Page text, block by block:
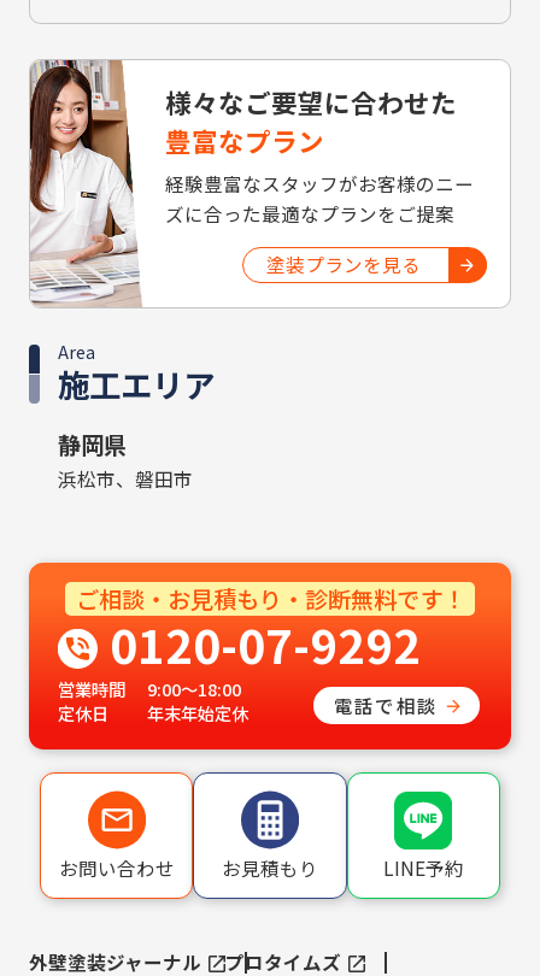
様々なご要望に合わせた
豊富なプラン
経験豊富なスタッフがお客様のニー
ズに合った最適なプランをご提案
塗装プランを見る
施工エリア
Area
静岡県
浜松市、磐田市
ご相談・お見積もり・診断無料です！
0120-07-9292
営業時間
9:00〜18:00
定休日
年末年始定休 電話で相談
お問い合わせ お見積もり LINE予約
外壁塗装ジャーナル プロタイムズ